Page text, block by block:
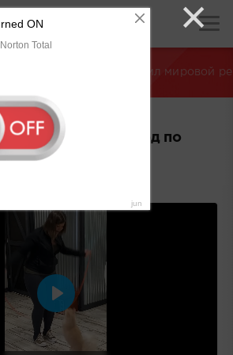
» Кот из США побил мировой
мировой рекорд по
скакалку
Воспроизвести
×